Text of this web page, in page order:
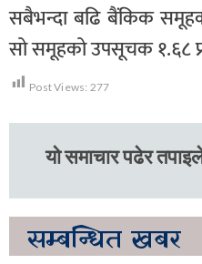
सबैभन्दा बढि बैंकिक
सो समूहको उपसूचक १.६८
Post Views: 277
यो समाचार पढेर
सम्बन्धित खबर